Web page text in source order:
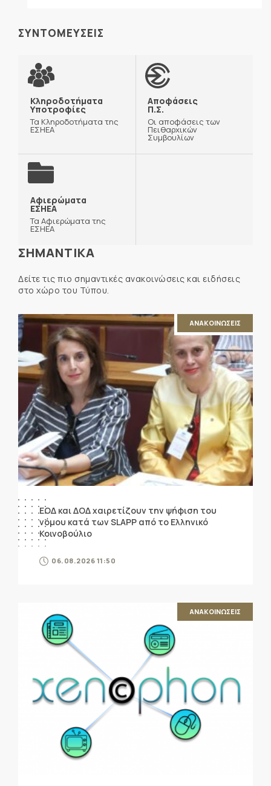
ΣΥΝΤΟΜΕΥΣΕΙΣ
Κληροδοτήματα
Υποτροφίες
Τα Κληροδοτήματα της
ΕΣΗΕΑ
Αποφάσεις
Π.Σ.
Οι αποφάσεις των
Πειθαρχικών
Συμβουλίων
Αφιερώματα
ΕΣΗΕΑ
Τα Αφιερώματα της
ΕΣΗΕΑ
ΣΗΜΑΝΤΙΚΑ
Δείτε τις πιο σημαντικές ανακοινώσεις και ειδήσεις
στο χώρο του Τύπου.
ΑΝΑΚΟΙΝΩΣΕΙΣ
ΕΟΔ και ΔΟΔ χαιρετίζουν την ψήφιση του
νόμου κατά των SLAPP από το Ελληνικό
Κοινοβούλιο
06.08.2026 11:50
ΑΝΑΚΟΙΝΩΣΕΙΣ